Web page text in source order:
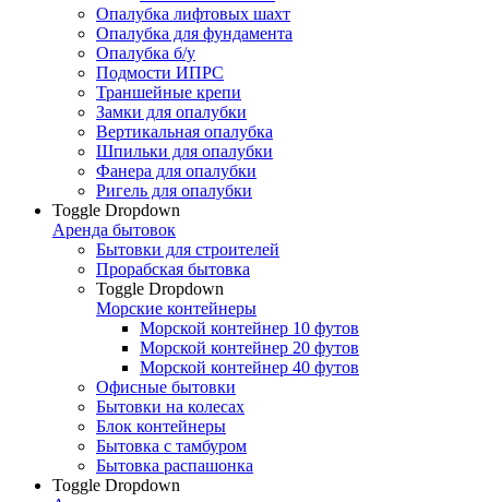
Опалубка лифтовых шахт
Опалубка для фундамента
Опалубка б/у
Подмости ИПРС
Траншейные крепи
Замки для опалубки
Вертикальная опалубка
Шпильки для опалубки
Фанера для опалубки
Ригель для опалубки
Toggle Dropdown
Аренда бытовок
Бытовки для строителей
Прорабская бытовка
Toggle Dropdown
Морские контейнеры
Морской контейнер 10 футов
Морской контейнер 20 футов
Морской контейнер 40 футов
Офисные бытовки
Бытовки на колесах
Блок контейнеры
Бытовка с тамбуром
Бытовка распашонка
Toggle Dropdown